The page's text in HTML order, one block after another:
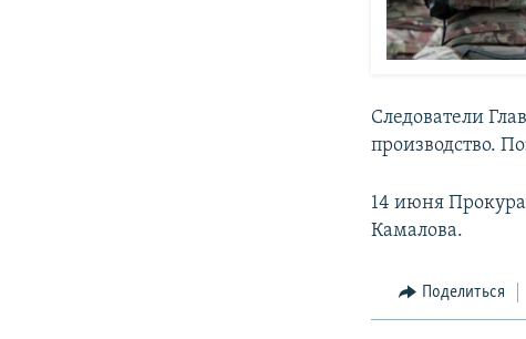
Следователи
производство.
14 июня
Камалова.
Поделиться